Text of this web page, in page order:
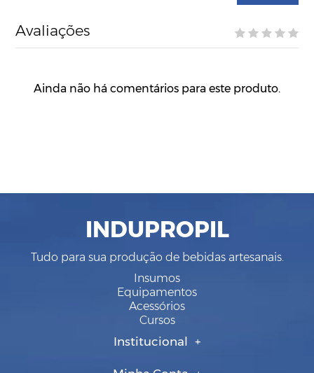
Avaliações
Ainda não há comentários para este produto.
INDUPROPIL
Tudo para sua produção de bebidas artesanais.
Insumos
Equipamentos
Acessórios
Cursos
Institucional